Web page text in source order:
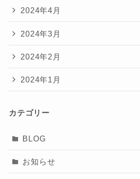
2024年4月
2024年3月
2024年2月
2024年1月
カテゴリー
BLOG
お知らせ